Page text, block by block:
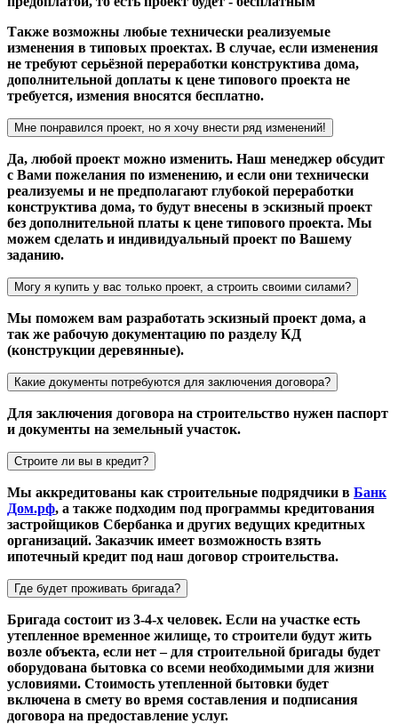
Также возможны любые технически реализуемые
изменения в типовых проектах. В случае, если изменения
не требуют серьёзной переработки конструктива дома,
дополнительной доплаты к цене типового проекта не
требуется, измения вносятся бесплатно.
Мне понравился проект, но я хочу внести ряд изменений!
Да, любой проект можно изменить. Наш менеджер обсудит
с Вами пожелания по изменению, и если они технически
реализуемы и не предполагают глубокой переработки
конструктива дома, то будут внесены в эскизный проект
без дополнительной платы к цене типового проекта. Мы
можем сделать и индивидуальный проект по Вашему
заданию.
Могу я купить у вас только проект, а строить своими силами?
Мы поможем вам разработать эскизный проект дома, а
так же рабочую документацию по разделу КД
(конструкции деревянные).
Какие документы потребуются для заключения договора?
Для заключения договора на строительство нужен паспорт
и документы на земельный участок.
Строите ли вы в кредит?
Мы аккредитованы как строительные подрядчики в Банк
Дом.рф, а также подходим под программы кредитования
застройщиков Сбербанка и других ведущих кредитных
организаций. Заказчик имеет возможность взять
ипотечный кредит под наш договор строительства.
Где будет проживать бригада?
Бригада состоит из 3-4-х человек. Если на участке есть
утепленное временное жилище, то строители будут жить
возле объекта, если нет – для строительной бригады будет
оборудована бытовка со всеми необходимыми для жизни
условиями. Стоимость утепленной бытовки будет
включена в смету во время составления и подписания
договора на предоставление услуг.